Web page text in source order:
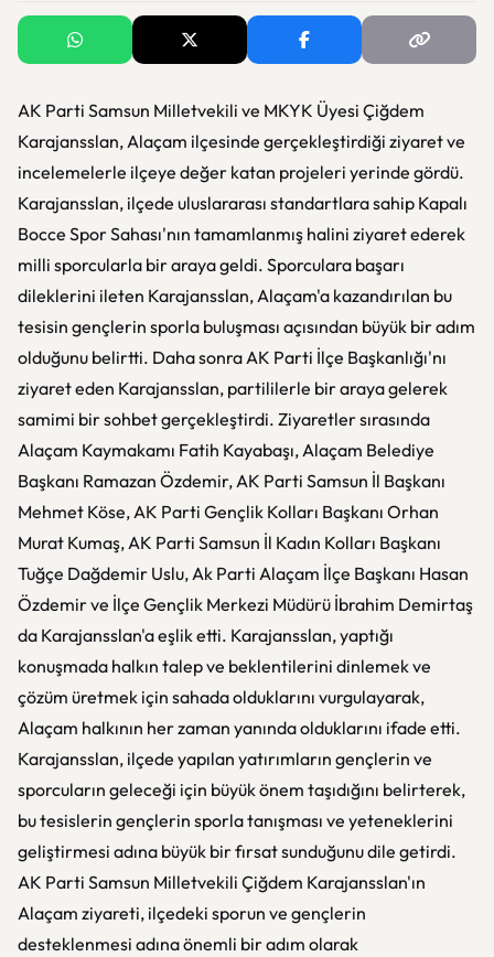
AK Parti Samsun Milletvekili ve MKYK Üyesi Çiğdem
Karajansslan, Alaçam ilçesinde gerçekleştirdiği ziyaret ve
incelemelerle ilçeye değer katan projeleri yerinde gördü.
Karajansslan, ilçede uluslararası standartlara sahip Kapalı
Bocce Spor Sahası'nın tamamlanmış halini ziyaret ederek
milli sporcularla bir araya geldi. Sporculara başarı
dileklerini ileten Karajansslan, Alaçam'a kazandırılan bu
tesisin gençlerin sporla buluşması açısından büyük bir adım
olduğunu belirtti. Daha sonra AK Parti İlçe Başkanlığı'nı
ziyaret eden Karajansslan, partililerle bir araya gelerek
samimi bir sohbet gerçekleştirdi. Ziyaretler sırasında
Alaçam Kaymakamı Fatih Kayabaşı, Alaçam Belediye
Başkanı Ramazan Özdemir, AK Parti Samsun İl Başkanı
Mehmet Köse, AK Parti Gençlik Kolları Başkanı Orhan
Murat Kumaş, AK Parti Samsun İl Kadın Kolları Başkanı
Tuğçe Dağdemir Uslu, Ak Parti Alaçam İlçe Başkanı Hasan
Özdemir ve İlçe Gençlik Merkezi Müdürü İbrahim Demirtaş
da Karajansslan'a eşlik etti. Karajansslan, yaptığı
konuşmada halkın talep ve beklentilerini dinlemek ve
çözüm üretmek için sahada olduklarını vurgulayarak,
Alaçam halkının her zaman yanında olduklarını ifade etti.
Karajansslan, ilçede yapılan yatırımların gençlerin ve
sporcuların geleceği için büyük önem taşıdığını belirterek,
bu tesislerin gençlerin sporla tanışması ve yeteneklerini
geliştirmesi adına büyük bir fırsat sunduğunu dile getirdi.
AK Parti Samsun Milletvekili Çiğdem Karajansslan'ın
Alaçam ziyareti, ilçedeki sporun ve gençlerin
desteklenmesi adına önemli bir adım olarak